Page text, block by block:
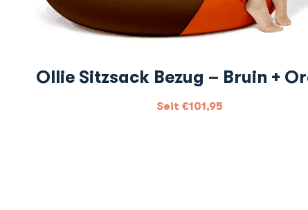
Ollie Sitzsack Bezug – Bruin +
Seit €101,95